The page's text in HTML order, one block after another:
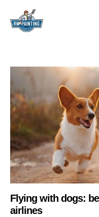
Flying with dogs:
airlines